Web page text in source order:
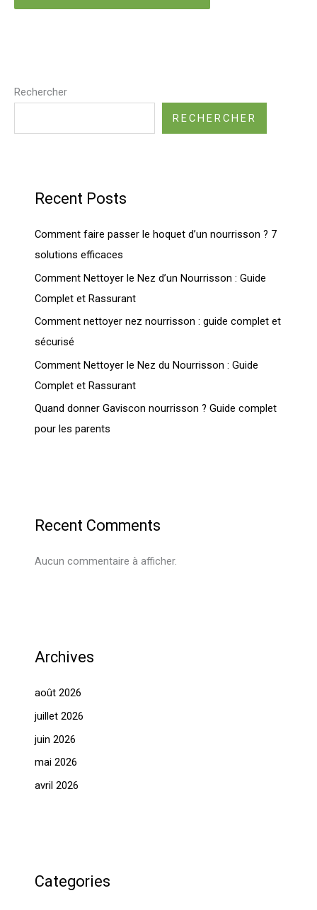
Rechercher
RECHERCHER
Recent Posts
Comment faire passer le hoquet d’un nourrisson ? 7
solutions efficaces
Comment Nettoyer le Nez d’un Nourrisson : Guide
Complet et Rassurant
Comment nettoyer nez nourrisson : guide complet et
sécurisé
Comment Nettoyer le Nez du Nourrisson : Guide
Complet et Rassurant
Quand donner Gaviscon nourrisson ? Guide complet
pour les parents
Recent Comments
Aucun commentaire à afficher.
Archives
août 2026
juillet 2026
juin 2026
mai 2026
avril 2026
Categories